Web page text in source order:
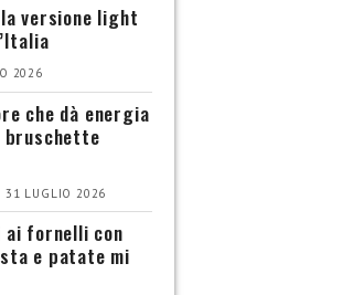
versione light
2026
che dà energia
bruschette
31 LUGLIO 2026
ai fornelli con
e patate mi